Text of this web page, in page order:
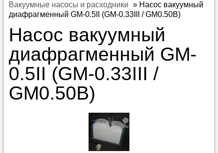
Вакуумные насосы и расходники » Насос вакуумный
диафрагменный GM-0.5II (GM-0.33III / GM0.50В)
Насос вакуумный
диафрагменный GM-
0.5II (GM-0.33III /
GM0.50В)